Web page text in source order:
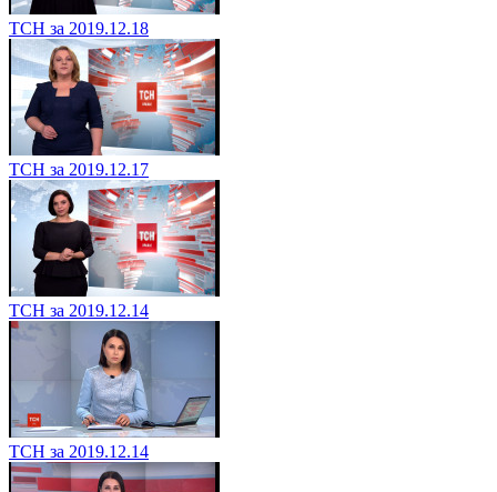
ТСН за 2019.12.18
ТСН за 2019.12.17
ТСН за 2019.12.14
ТСН за 2019.12.14